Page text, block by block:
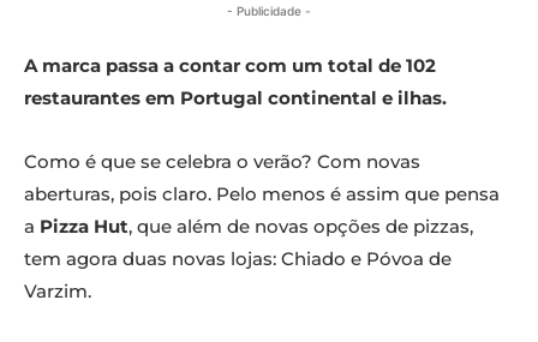
- Publicidade -
A marca passa a contar com um total de 102
restaurantes em Portugal continental e ilhas.
Como é que se celebra o verão? Com novas
aberturas, pois claro. Pelo menos é assim que pensa
a Pizza Hut, que além de novas opções de pizzas,
tem agora duas novas lojas: Chiado e Póvoa de
Varzim.